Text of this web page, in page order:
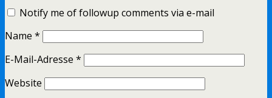
Notify me of followup comments via e-mail
Name *
E-Mail-Adresse *
Website